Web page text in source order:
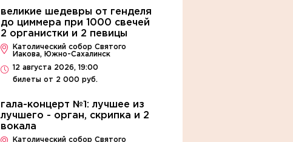
великие шедевры от генделя
до циммера при 1000 свечей
2 органистки и 2 певицы
Католический собор Святого
Иакова, Южно-Сахалинск
12 августа 2026, 19:00
билеты от 2 000 руб.
гала-концерт №1: лучшее из
лучшего - орган, скрипка и 2
вокала
Католический собор Святого